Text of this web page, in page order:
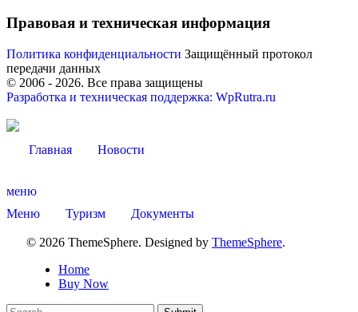
Правовая и техническая информация
Политика конфиденциальности Защищённый протокол
передачи данных
© 2006 - 2026. Все права защищены
Разработка и техническая поддержка: WpRutra.ru
Главная Новости
меню
Меню
Туризм Документы
© 2026 ThemeSphere. Designed by ThemeSphere.
Home
Buy Now
Туризм